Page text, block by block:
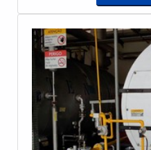
indústria. Eles podem
de combustíveis, como
biocombustíveis, e são
segurança e a
industriais.